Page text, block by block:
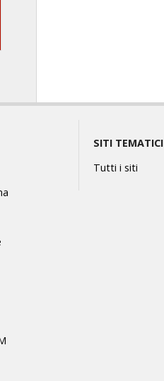
SITI TEMATICI
Tutti i siti